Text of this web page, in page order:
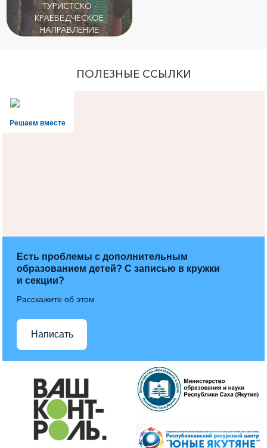
ТУРИСТСКО -
КРАЕВЕДЧЕСКОЕ
НАПРАВЛЕНИЕ
ПОЛЕЗНЫЕ ССЫЛКИ
Решаем вместе
Есть проблемы с дополнительным
образованием детей? С записью в кружки
и секции?
Расскажите об этом
Написать